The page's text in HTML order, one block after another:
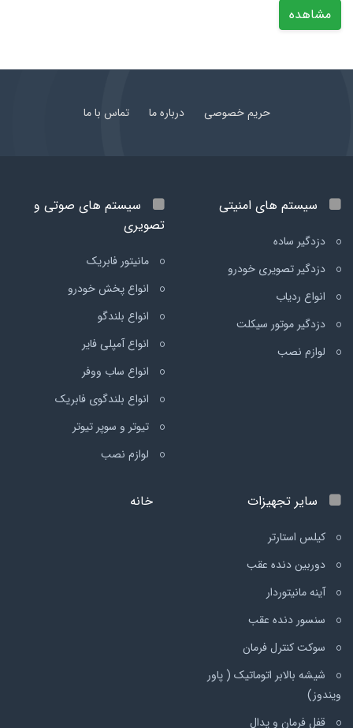
مشاهده
حریم خصوصی درباره ما تماس با ما
سیستم های امنیتی
دزدگیر ساده
دزدگیر تصویری خودرو
انواع ردیاب
دزدگیر موتور سیکلت
لوازم نصب
سیستم های صوتی و
تصویری
مانیتور فابریک
انواع پخش خودرو
انواع بلندگو
انواع آمپلی فایر
انواع ساب ووفر
انواع بلندگوی فابریک
تیوتر و سوپر تیوتر
لوازم نصب
سایر تجهیزات
کیلس استارتر
دوربین دنده عقب
آینه مانیتوردار
سنسور دنده عقب
سوکت کنترل فرمان
شیشه بالابر اتوماتیک ( پاور
ویندوز)
قفل فرمان و پدال
خانه